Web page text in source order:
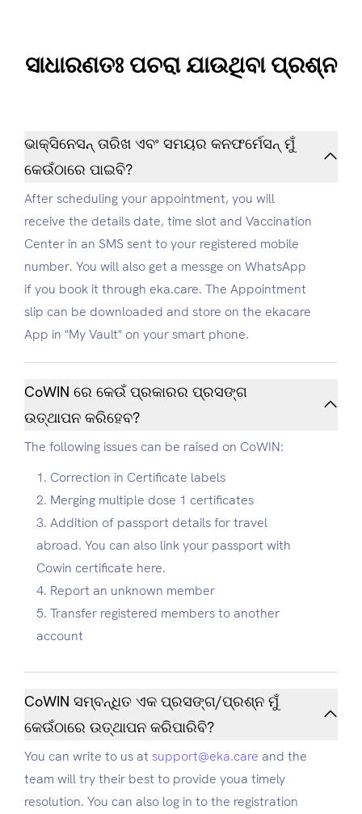
ସାଧାରଣତଃ ପଚରା ଯାଉଥିବା ପ୍ରଶ୍ନ
ଭାକ୍ସିନେସନ୍‍ ତାରିଖ ଏବଂ ସମୟର କନଫର୍ମେସନ୍‍ ମୁଁ
କେଉଁଠାରେ ପାଇବି?
After scheduling your appointment, you will
receive the details date, time slot and Vaccination
Center in an SMS sent to your registered mobile
number. You will also get a messge on WhatsApp
if you book it through eka.care. The Appointment
slip can be downloaded and store on the ekacare
App in "My Vault" on your smart phone.
CoWIN ରେ କେଉଁ ପ୍ରକାରର ପ୍ରସଙ୍ଗ
ଉତ୍ଥାପନ କରିହେବ?
The following issues can be raised on CoWIN:
Correction in Certificate labels
Merging multiple dose 1 certificates
Addition of passport details for travel
abroad. You can also link your passport with
Cowin certificate here.
Report an unknown member
Transfer registered members to another
account
CoWIN ସମ୍ବନ୍ଧିତ ଏକ ପ୍ରସଙ୍ଗ/ପ୍ରଶ୍ନ ମୁଁ
କେଉଁଠାରେ ଉତ୍ଥାପନ କରିପାରିବି?
You can write to us atsupport@eka.care and the
team will try their best to provide youa timely
resolution. You can also log in to the registration